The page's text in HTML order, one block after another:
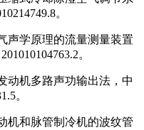
。
声学原理的流量测量装置
。
动机多路声功输出法，中
。
机和脉管制冷机的波纹管